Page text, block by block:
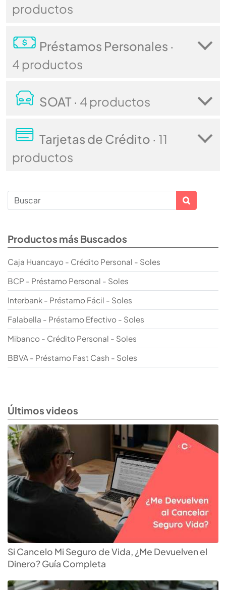
productos
Préstamos Personales ·
4 productos
SOAT · 4 productos
Tarjetas de Crédito · 11
productos
Productos más Buscados
Caja Huancayo - Crédito Personal - Soles
BCP - Préstamo Personal - Soles
Interbank - Préstamo Fácil - Soles
Falabella - Préstamo Efectivo - Soles
Mibanco - Crédito Personal - Soles
BBVA - Préstamo Fast Cash - Soles
Últimos videos
Si Cancelo Mi Seguro de Vida, ¿Me Devuelven el
Dinero? Guía Completa